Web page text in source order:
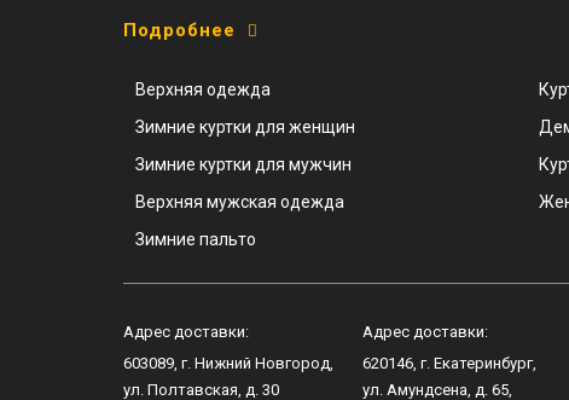
Подробнее
Верхняя одежда
Зимние куртки для женщин
Зимние куртки для мужчин
Верхняя мужская одежда
Зимние пальто
Адрес доставки:
603089, г. Нижний Новгород,
ул. Полтавская, д. 30
Адрес доставки:
620146, г. Екатеринбург,
ул. Амундсена, д. 65,